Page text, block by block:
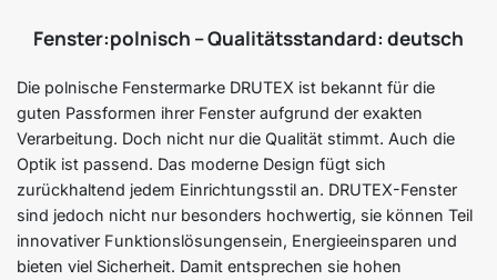
Fenster:polnisch – Qualitätsstandard: deutsch
Die polnische Fenstermarke DRUTEX ist bekannt für die
guten Passformen ihrer Fenster aufgrund der exakten
Verarbeitung. Doch nicht nur die Qualität stimmt. Auch die
Optik ist passend. Das moderne Design fügt sich
zurückhaltend jedem Einrichtungsstil an. DRUTEX-Fenster
sind jedoch nicht nur besonders hochwertig, sie können Teil
innovativer Funktionslösungensein, Energieeinsparen und
bieten viel Sicherheit. Damit entsprechen sie hohen